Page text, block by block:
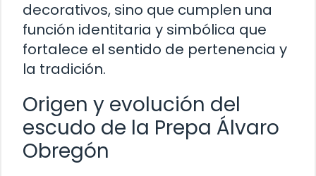
decorativos, sino que cumplen una
función identitaria y simbólica que
fortalece el sentido de pertenencia y
la tradición.
Origen y evolución del
escudo de la Prepa Álvaro
Obregón